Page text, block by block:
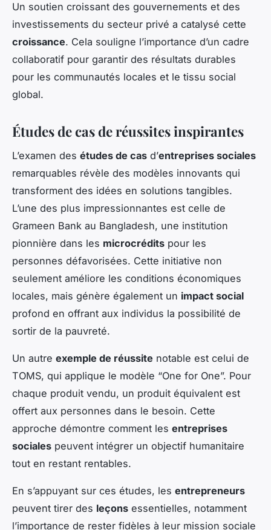
Un soutien croissant des gouvernements et des
investissements du secteur privé a catalysé cette
croissance. Cela souligne l’importance d’un cadre
collaboratif pour garantir des résultats durables
pour les communautés locales et le tissu social
global.
Études de cas de réussites inspirantes
L’examen des études de cas d’entreprises sociales
remarquables révèle des modèles innovants qui
transforment des idées en solutions tangibles.
L’une des plus impressionnantes est celle de
Grameen Bank au Bangladesh, une institution
pionnière dans les microcrédits pour les
personnes défavorisées. Cette initiative non
seulement améliore les conditions économiques
locales, mais génère également un impact social
profond en offrant aux individus la possibilité de
sortir de la pauvreté.
Un autre exemple de réussite notable est celui de
TOMS, qui applique le modèle “One for One”. Pour
chaque produit vendu, un produit équivalent est
offert aux personnes dans le besoin. Cette
approche démontre comment les entreprises
sociales peuvent intégrer un objectif humanitaire
tout en restant rentables.
En s’appuyant sur ces études, les entrepreneurs
peuvent tirer des leçons essentielles, notamment
l’importance de rester fidèles à leur mission sociale